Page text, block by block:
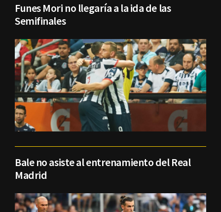
Funes Mori no llegaría a la ida de las
Semifinales
Bale no asiste al entrenamiento del Real
Madrid